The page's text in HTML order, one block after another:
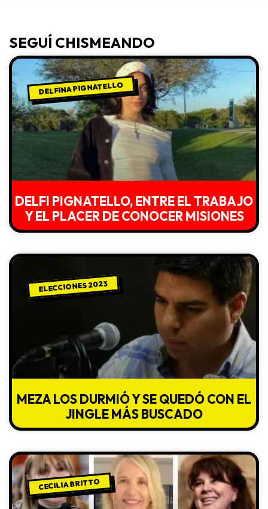
SEGUÍ CHISMEANDO
DELFINA PIGNATELLO
DELFI PIGNATELLO, ENTRE EL TRABAJO
Y EL PLACER DE CONOCER MISIONES
ELECCIONES 2023
MEZA LOS DURMIÓ Y SE QUEDÓ CON EL
JINGLE MÁS BUSCADO
CECILIA BRITTO